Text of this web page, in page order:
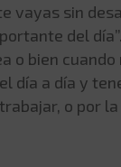
vayas sin
del
o bien
día a día y
o por